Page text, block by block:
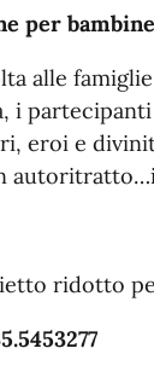
per
alle
i
eroi e
ridotto